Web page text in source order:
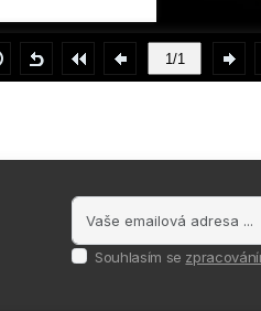
Souhlasím se